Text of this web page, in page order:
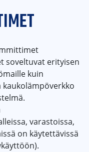
soveltuvat erityisen
kuin
varastoissa,
on käytettävissä